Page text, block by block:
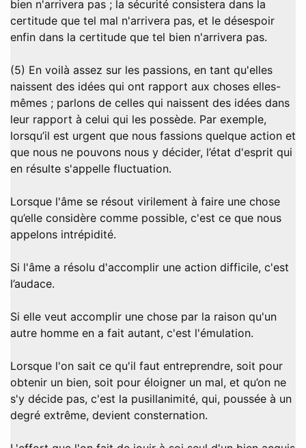
bien n'arrivera pas ; la sécurité consistera dans la
certitude que tel mal n'arrivera pas, et le désespoir
enfin dans la certitude que tel bien n'arrivera pas.
(5) En voilà assez sur les passions, en tant qu'elles
naissent des idées qui ont rapport aux choses elles-
mêmes ; parlons de celles qui naissent des idées dans
leur rapport à celui qui les possède. Par exemple,
lorsqu’il est urgent que nous fassions quelque action et
que nous ne pouvons nous y décider, l’état d'esprit qui
en résulte s'appelle fluctuation.
Lorsque l'âme se résout virilement à faire une chose
qu’elle considère comme possible, c'est ce que nous
appelons intrépidité.
Si l'âme a résolu d'accomplir une action difficile, c'est
l’audace.
Si elle veut accomplir une chose par la raison qu'un
autre homme en a fait autant, c'est l'émulation.
Lorsque l'on sait ce qu'il faut entreprendre, soit pour
obtenir un bien, soit pour éloigner un mal, et qu’on ne
s'y décide pas, c'est la pusillanimité, qui, poussée à un
degré extrême, devient consternation.